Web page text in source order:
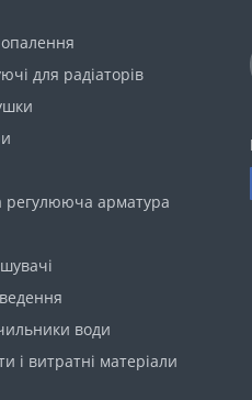
для радіаторів
регулююча арматура
води
і витратні матеріали